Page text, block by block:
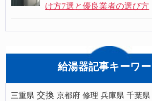
け方7選と優良業者の選び方
給湯器記事キーワ
三重県 交換 京都府 修理 兵庫県 千葉県